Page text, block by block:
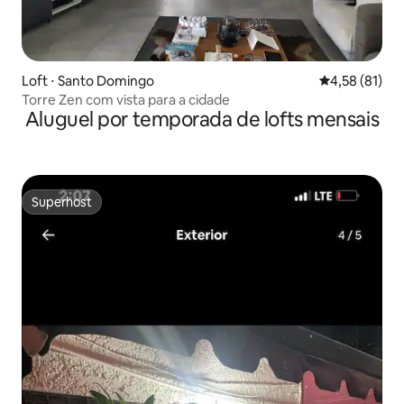
Loft ⋅ Santo Domingo 4,58 de uma
4,58 (81)
Torre Zen com vista para a cidade
Aluguel por temporada de lofts mensais
Superhost
Superhost